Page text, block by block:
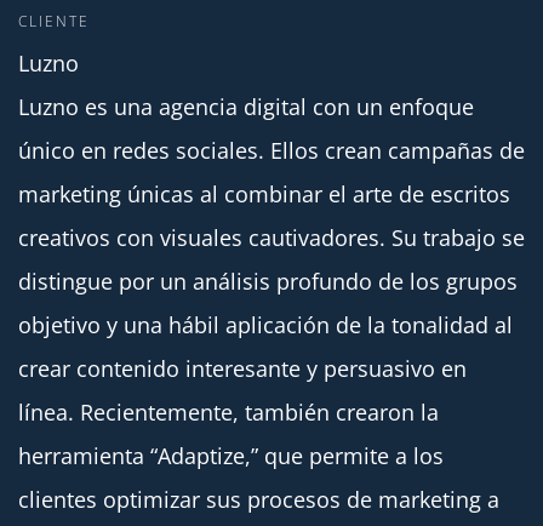
CLIENTE
Luzno
Luzno es una agencia digital con un enfoque
único en redes sociales. Ellos crean campañas de
marketing únicas al combinar el arte de escritos
creativos con visuales cautivadores. Su trabajo se
distingue por un análisis profundo de los grupos
objetivo y una hábil aplicación de la tonalidad al
crear contenido interesante y persuasivo en
línea. Recientemente, también crearon la
herramienta “Adaptize,” que permite a los
clientes optimizar sus procesos de marketing a